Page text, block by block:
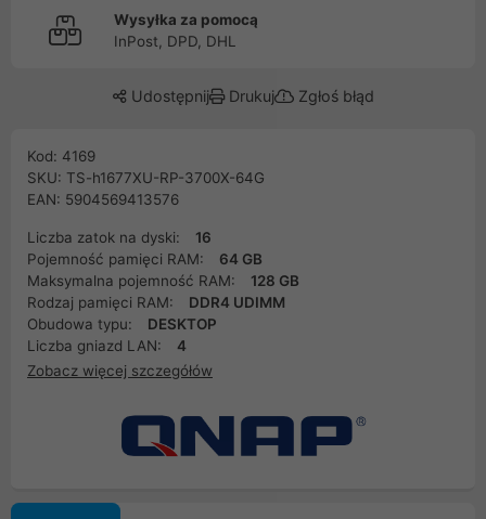
Wysyłka za pomocą
InPost, DPD, DHL
Udostępnij Drukuj Zgłoś błąd
Kod: 4169
SKU: TS-h1677XU-RP-3700X-64G
EAN: 5904569413576
Liczba zatok na dyski:
16
Pojemność pamięci RAM:
64 GB
Maksymalna pojemność RAM:
128 GB
Rodzaj pamięci RAM:
DDR4 UDIMM
Obudowa typu:
DESKTOP
Liczba gniazd LAN:
4
Zobacz więcej szczegółów